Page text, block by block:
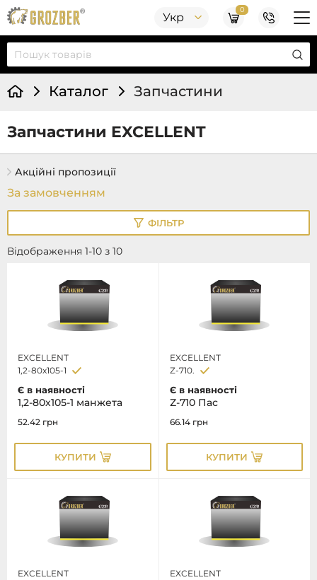
Укр
0
Каталог Запчастини
Запчастини EXCELLENT
Акційні пропозиції
Відображення 1-10 з 10
ФІЛЬТР
EXCELLENT
1,2-80x105-1
Є в наявності
1,2-80х105-1 манжета
52.42 грн
КУПИТИ
EXCELLENT
Z-710.
Є в наявності
Z-710 Пас
66.14 грн
КУПИТИ
EXCELLENT
EXCELLENT